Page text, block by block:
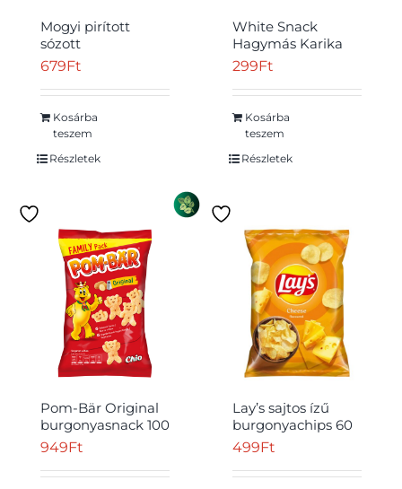
Mogyi pirított
sózott
napraforgómag
679Ft
Kosárba
teszem
Részletek
White Snack
Hagymás Karika
gluténmentes
kukoricapehely 50
g
299Ft
Kosárba
teszem
Részletek
Pom-Bär Original
burgonyasnack 100
g
949Ft
Lay’s sajtos ízű
burgonyachips 60
g
499Ft